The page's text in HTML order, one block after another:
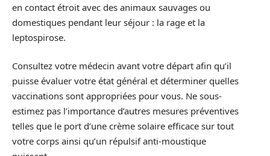
en contact étroit avec des animaux sauvages ou
domestiques pendant leur séjour : la rage et la
leptospirose.
Consultez votre médecin avant votre départ afin qu’il
puisse évaluer votre état général et déterminer quelles
vaccinations sont appropriées pour vous. Ne sous-
estimez pas l’importance d’autres mesures préventives
telles que le port d’une crème solaire efficace sur tout
votre corps ainsi qu’un répulsif anti-moustique